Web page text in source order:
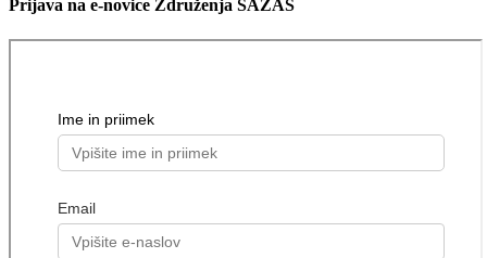
Prijava na e-novice Združenja SAZAS